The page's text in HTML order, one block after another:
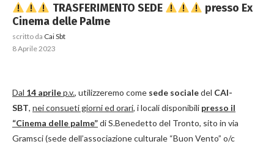
TRASFERIMENTO SEDE
presso Ex
Cinema delle Palme
scritto da Cai Sbt
8 Aprile 2023
Dal 14 aprilep.v., utilizzeremo come sede socialedel CAI-
SBT, nei consueti giorni ed orari, i locali disponibili presso il
“Cinema delle palme”di S.Benedetto del Tronto, sito in via
Gramsci (sede dell’associazione culturale “Buon Vento” o/c